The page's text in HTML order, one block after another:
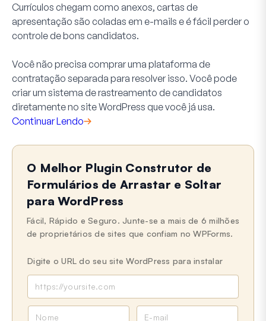
Currículos chegam como anexos, cartas de
apresentação são coladas em e-mails e é fácil perder o
controle de bons candidatos.
Você não precisa comprar uma plataforma de
contratação separada para resolver isso. Você pode
criar um sistema de rastreamento de candidatos
diretamente no site WordPress que você já usa.
Continuar Lendo
O Melhor Plugin Construtor de
Formulários de Arrastar e Soltar
para WordPress
Fácil, Rápido e Seguro. Junte-se a mais de 6 milhões
de proprietários de sites que confiam no WPForms.
Digite o URL do seu site WordPress para instalar